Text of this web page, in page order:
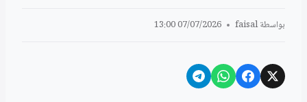
بواسطةfaisal
07/07/2026 13:00